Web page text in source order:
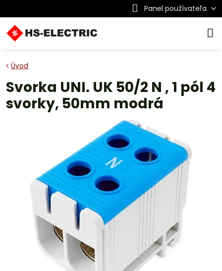
Panel používateľa
Úvod
Svorka UNI. UK 50/2 N , 1 pól 4
svorky, 50mm modrá